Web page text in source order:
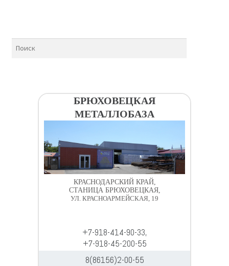
БРЮХОВЕЦКАЯ
МЕТАЛЛОБАЗА
КРАСНОДАРСКИЙ КРАЙ,
СТАНИЦА БРЮХОВЕЦКАЯ,
УЛ. КРАСНОАРМЕЙСКАЯ, 19
+7-918-414-90-33,
+7-918-45-200-55
8(86156)2-00-55